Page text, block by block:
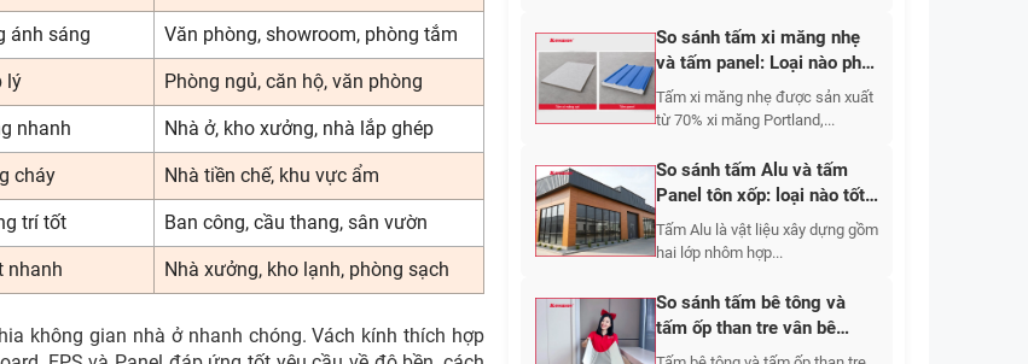
ánh sáng Văn phòng, showroom, phòng tắm
lý Phòng ngủ, căn hộ, văn phòng
nhanh Nhà ở, kho xưởng, nhà lắp ghép
cháy Nhà tiền chế, khu vực ẩm
trí tốt Ban công, cầu thang, sân vườn
nhanh Nhà xưởng, kho lạnh, phòng sạch
không gian nhà ở nhanh chóng. Vách kính thích hợp
So sánh tấm xi măng nhẹ
và tấm panel: Loại nào phù
hợp hơn cho công trình?
Tấm xi măng nhẹ được sản xuất
từ 70% xi măng Portland,...
So sánh tấm Alu và tấm
Panel tôn xốp: loại nào tốt
hơn?
Tấm Alu là vật liệu xây dựng gồm
hai lớp nhôm hợp...
So sánh tấm bê tông và
tấm ốp than tre vân bê
tông: Nên chọn loại nào?